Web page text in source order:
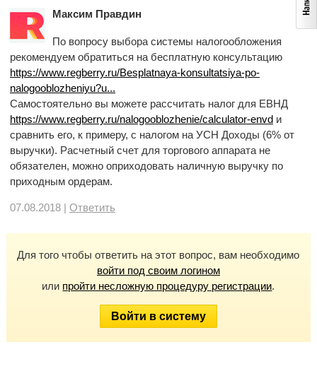
Максим Правдин
По вопросу выбора системы налогообложения
рекомендуем обратиться на бесплатную консультацию
https://www.regberry.ru/Besplatnaya-konsultatsiya-po-
nalogooblozheniyu?u...
Самостоятельно вы можете рассчитать налог для ЕВНД
https://www.regberry.ru/nalogooblozhenie/calculator-envdи
сравнить его, к примеру, с налогом на УСН Доходы (6% от
выручки). Расчетный счет для торгового аппарата не
обязателен, можно оприходовать наличную выручку по
приходным ордерам.
07.08.2018 | Ответить
Для того чтобы ответить на этот вопрос, вам необходимо
войти под своим логином
или пройти несложную процедуру регистрации.
Войти в систему